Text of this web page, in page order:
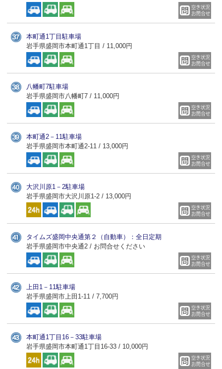
本町通1丁目駐車場
岩手県盛岡市本町通1丁目 / 11,000円
八幡町7駐車場
岩手県盛岡市八幡町7 / 11,000円
本町通2－11駐車場
岩手県盛岡市本町通2-11 / 13,000円
大沢川原1－2駐車場
岩手県盛岡市大沢川原1-2 / 13,000円
タイムズ盛岡中央通第２（自動車）：全日定期
岩手県盛岡市中央通2 / お問合せください
上田1－11駐車場
岩手県盛岡市上田1-11 / 7,700円
本町通1丁目16－33駐車場
岩手県盛岡市本町通1丁目16-33 / 10,000円